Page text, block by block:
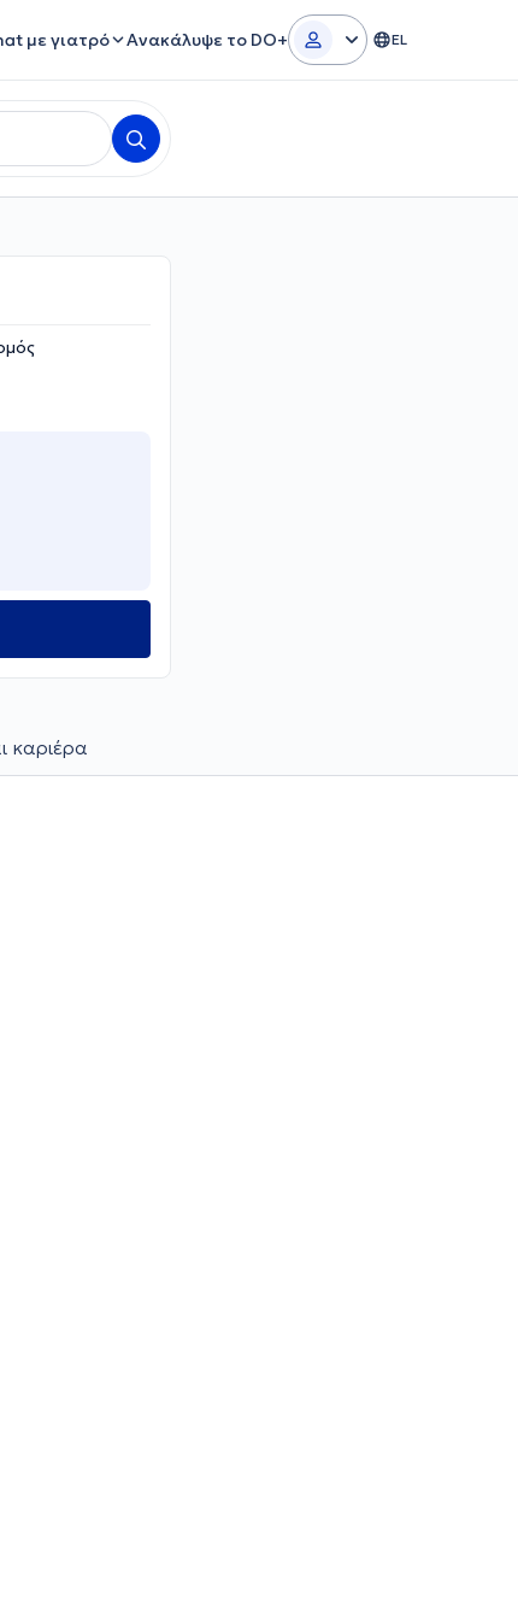
με γιατρό Ανακάλυψε το DO+ EL
καριέρα